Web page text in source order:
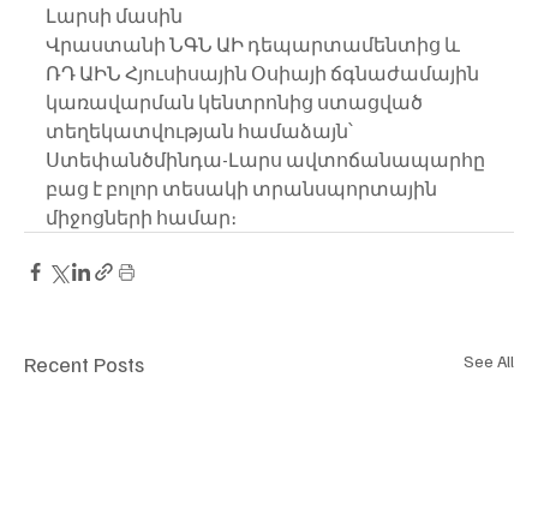
Լարսի մասին
Վրաստանի ՆԳՆ ԱԻ դեպարտամենտից և
ՌԴ ԱԻՆ Հյուսիսային Օսիայի ճգնաժամային
կառավարման կենտրոնից ստացված
տեղեկատվության համաձայն՝
Ստեփանծմինդա-Լարս ավտոճանապարհը
բաց է բոլոր տեսակի տրանսպորտային
միջոցների համար։
Recent Posts See All